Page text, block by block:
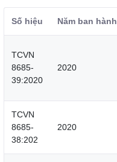
Số hiệu Năm ban hành
TCVN
8685-
39:2020
2020
TCVN
8685-
38:202
2020